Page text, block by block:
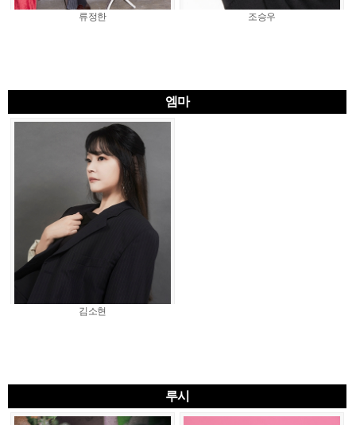
류정한 조승우
엠마
김소현
루시